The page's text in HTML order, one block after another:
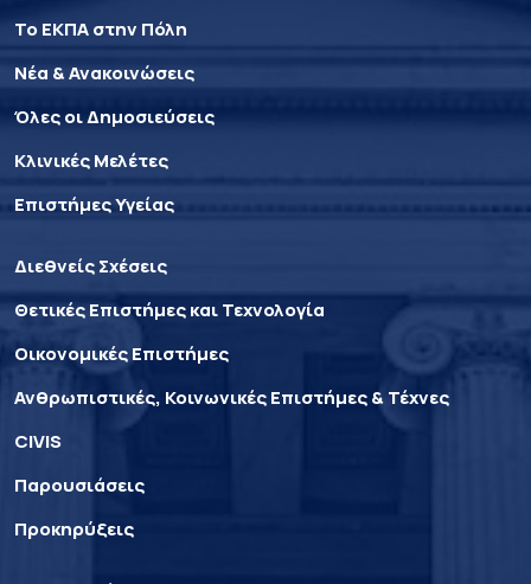
Το ΕΚΠΑ στην Πόλη
Νέα & Ανακοινώσεις
Όλες οι Δημοσιεύσεις
Κλινικές Μελέτες
Επιστήμες Υγείας
Διεθνείς Σχέσεις
Θετικές Επιστήμες και Τεχνολογία
Οικονομικές Επιστήμες
Ανθρωπιστικές, Κοινωνικές Επιστήμες & Τέχνες
CIVIS
Παρουσιάσεις
Προκηρύξεις